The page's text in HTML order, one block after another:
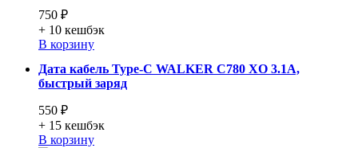
750 ₽
+ 10 кешбэк
В корзину
Дата кабель Type-C WALKER C780 XO 3.1A,
быстрый заряд
550 ₽
+ 15 кешбэк
В корзину